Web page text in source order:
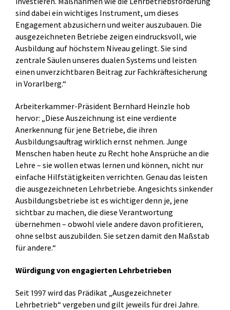
sind dabei ein wichtiges Instrument, um dieses
Engagement abzusichern und weiter auszubauen. Die
ausgezeichneten Betriebe zeigen eindrucksvoll, wie
Ausbildung auf höchstem Niveau gelingt. Sie sind
zentrale Säulen unseres dualen Systems und leisten
einen unverzichtbaren Beitrag zur Fachkräftesicherung
in Vorarlberg.“
Arbeiterkammer-Präsident Bernhard Heinzle hob
hervor: „Diese Auszeichnung ist eine verdiente
Anerkennung für jene Betriebe, die ihren
Ausbildungsauftrag wirklich ernst nehmen. Junge
Menschen haben heute zu Recht hohe Ansprüche an die
Lehre – sie wollen etwas lernen und können, nicht nur
einfache Hilfstätigkeiten verrichten. Genau das leisten
die ausgezeichneten Lehrbetriebe. Angesichts sinkender
Ausbildungsbetriebe ist es wichtiger denn je, jene
sichtbar zu machen, die diese Verantwortung
übernehmen – obwohl viele andere davon profitieren,
ohne selbst auszubilden. Sie setzen damit den Maßstab
für andere.“
Würdigung von engagierten Lehrbetrieben
Seit 1997 wird das Prädikat „Ausgezeichneter
Lehrbetrieb“ vergeben und gilt jeweils für drei Jahre.